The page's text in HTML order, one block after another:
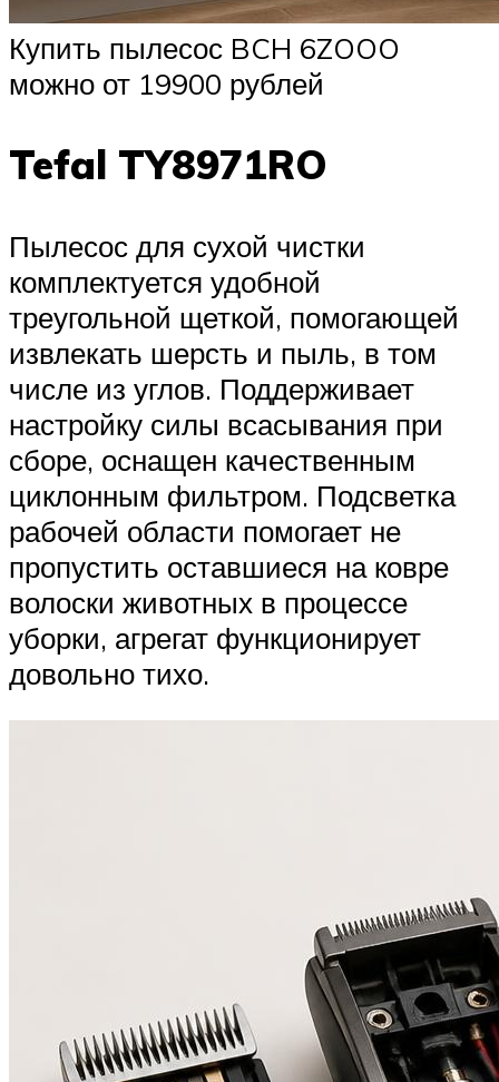
Купить пылесос BCH 6ZOOO
можно от 19900 рублей
Tefal TY8971RO
Пылесос для сухой чистки
комплектуется удобной
треугольной щеткой, помогающей
извлекать шерсть и пыль, в том
числе из углов. Поддерживает
настройку силы всасывания при
сборе, оснащен качественным
циклонным фильтром. Подсветка
рабочей области помогает не
пропустить оставшиеся на ковре
волоски животных в процессе
уборки, агрегат функционирует
довольно тихо.